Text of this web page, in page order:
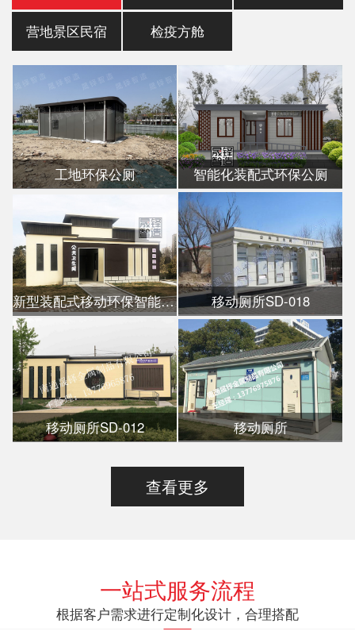
营地景区民宿 检疫方舱
工地环保公厕 智能化装配式环保公厕
新型装配式移动环保智能公厕 移动厕所SD-018
移动厕所SD-012 移动厕所
查看更多
一站式服务流程
根据客户需求进行定制化设计，合理搭配